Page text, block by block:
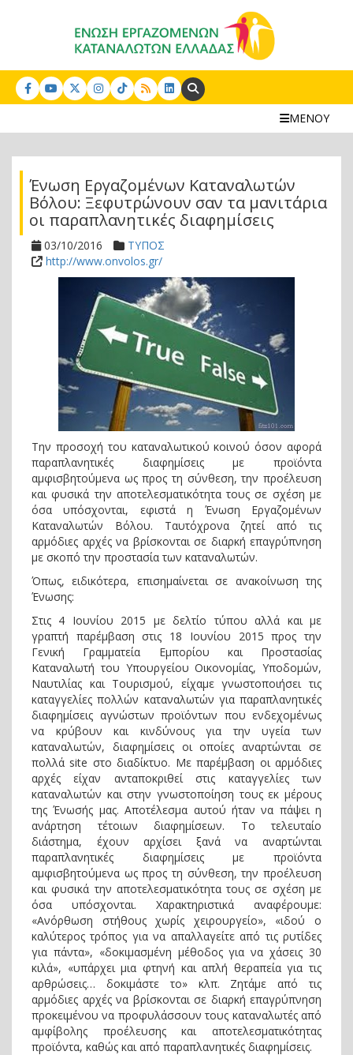
Search:
ΜΕΝΟΥ
Ένωση Εργαζομένων Καταναλωτών
Βόλου: Ξεφυτρώνουν σαν τα μανιτάρια
οι παραπλανητικές διαφημίσεις
03/10/2016
ΤΥΠΟΣ
http://www.onvolos.gr/
Την προσοχή του καταναλωτικού κοινού όσον αφορά
παραπλανητικές διαφημίσεις με προϊόντα
αμφισβητούμενα ως προς τη σύνθεση, την προέλευση
και φυσικά την αποτελεσματικότητα τους σε σχέση με
όσα υπόσχονται, εφιστά η Ένωση Εργαζομένων
Καταναλωτών Βόλου. Ταυτόχρονα ζητεί από τις
αρμόδιες αρχές να βρίσκονται σε διαρκή επαγρύπνηση
με σκοπό την προστασία των καταναλωτών.
Όπως, ειδικότερα, επισημαίνεται σε ανακοίνωση της
Ένωσης:
Στις 4 Ιουνίου 2015 με δελτίο τύπου αλλά και με
γραπτή παρέμβαση στις 18 Ιουνίου 2015 προς την
Γενική Γραμματεία Εμπορίου και Προστασίας
Καταναλωτή του Υπουργείου Οικονομίας, Υποδομών,
Ναυτιλίας και Τουρισμού, είχαμε γνωστοποιήσει τις
καταγγελίες πολλών καταναλωτών για παραπλανητικές
διαφημίσεις αγνώστων προϊόντων που ενδεχομένως
να κρύβουν και κινδύνους για την υγεία των
καταναλωτών, διαφημίσεις οι οποίες αναρτώνται σε
πολλά site στο διαδίκτυο. Με παρέμβαση οι αρμόδιες
αρχές είχαν ανταποκριθεί στις καταγγελίες των
καταναλωτών και στην γνωστοποίηση τους εκ μέρους
της Ένωσής μας. Αποτέλεσμα αυτού ήταν να πάψει η
ανάρτηση τέτοιων διαφημίσεων. Το τελευταίο
διάστημα, έχουν αρχίσει ξανά να αναρτώνται
παραπλανητικές διαφημίσεις με προϊόντα
αμφισβητούμενα ως προς τη σύνθεση, την προέλευση
και φυσικά την αποτελεσματικότητα τους σε σχέση με
όσα υπόσχονται. Χαρακτηριστικά αναφέρουμε:
«Ανόρθωση στήθους χωρίς χειρουργείο», «ιδού ο
καλύτερος τρόπος για να απαλλαγείτε από τις ρυτίδες
για πάντα», «δοκιμασμένη μέθοδος για να χάσεις 30
κιλά», «υπάρχει μια φτηνή και απλή θεραπεία για τις
αρθρώσεις… δοκιμάστε το» κλπ. Ζητάμε από τις
αρμόδιες αρχές να βρίσκονται σε διαρκή επαγρύπνηση
προκειμένου να προφυλάσσουν τους καταναλωτές από
αμφίβολης προέλευσης και αποτελεσματικότητας
προϊόντα, καθώς και από παραπλανητικές διαφημίσεις.